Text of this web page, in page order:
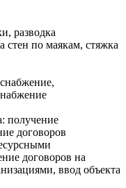
разводка
стен по маякам, стяжка
получение
договоров
договоров на
ввод объекта